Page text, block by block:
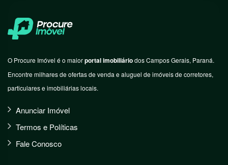
O Procure Imóvel é o maiorportal imobiliáriodos Campos Gerais, Paraná.
Encontre milhares de ofertas de venda e aluguel de imóveis de corretores,
particulares e imobiliárias locais.
Anunciar Imóvel
Termos e Políticas
Fale Conosco